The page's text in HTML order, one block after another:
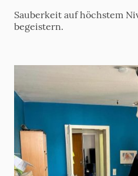
Sauberkeit auf höchstem
begeistern.